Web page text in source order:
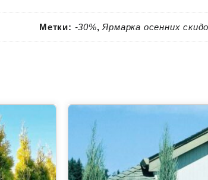
Метки: -30%,Ярмарка осенних